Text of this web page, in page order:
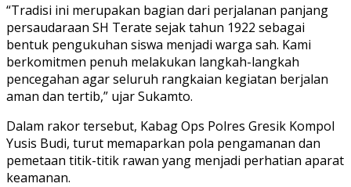
“Tradisi ini merupakan bagian dari perjalanan panjang
persaudaraan SH Terate sejak tahun 1922 sebagai
bentuk pengukuhan siswa menjadi warga sah. Kami
berkomitmen penuh melakukan langkah-langkah
pencegahan agar seluruh rangkaian kegiatan berjalan
aman dan tertib,” ujar Sukamto.
Dalam rakor tersebut, Kabag Ops Polres Gresik Kompol
Yusis Budi, turut memaparkan pola pengamanan dan
pemetaan titik-titik rawan yang menjadi perhatian aparat
keamanan.